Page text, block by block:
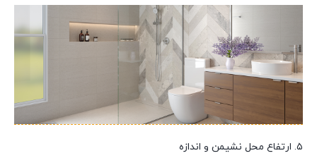
۵. ارتفاع محل نشیمن و اندازه